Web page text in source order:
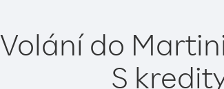
Volání do
S